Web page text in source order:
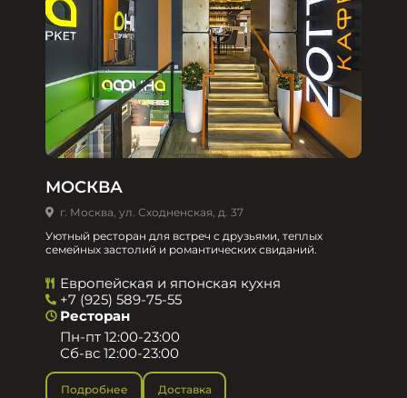
МОСКВА
г. Москва, ул. Сходненская, д. 37
Уютный ресторан для встреч с друзьями, теплых
семейных застолий и романтических свиданий.
Европейская и японская кухня
+7 (925) 589-75-55
Ресторан
Пн-пт 12:00-23:00
Сб-вс 12:00-23:00
Подробнее Доставка